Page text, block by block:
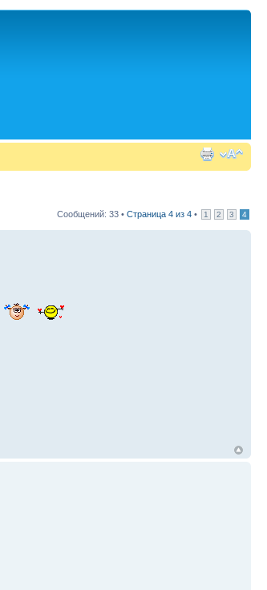
Сообщений: 33 • Страница 4 из 4 • 1 2 3 4